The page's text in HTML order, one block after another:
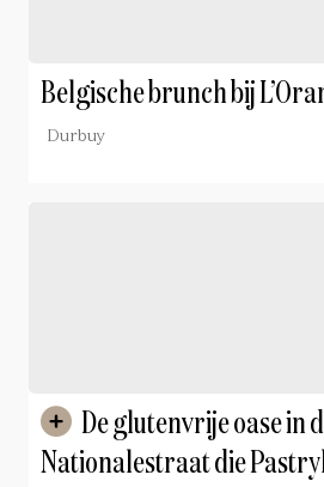
Belgische brunch bij
Durbuy
Nationalestraat die